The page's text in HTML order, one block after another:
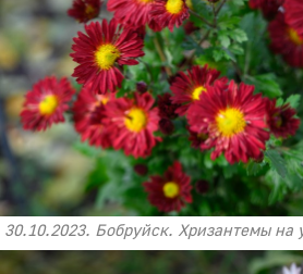
30.10.2023. Бобруйск. Хризантемы